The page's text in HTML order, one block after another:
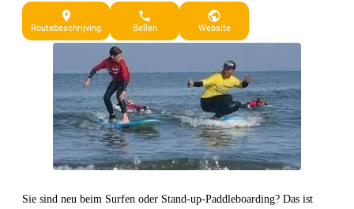
Routebeschrijving Bellen Website
Sie sind neu beim Surfen oder Stand-up-Paddleboarding? Das ist